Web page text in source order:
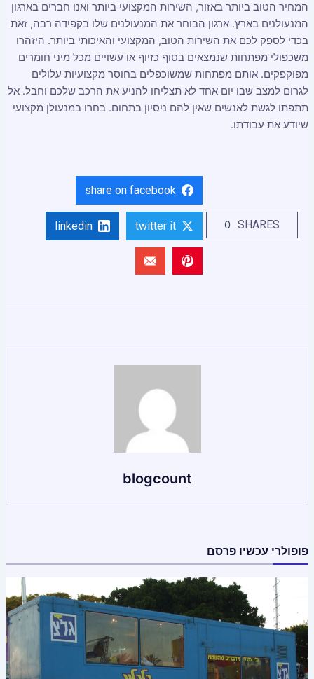
המחיר הטוב ביותר באזור, השירות המקצועי ביותר ואנו חברים בארגון
המנעולנים בארץ. ארגון הבוחר את המנעולנים שלו בקפידה רבה, זאת
בכדי לספק לכם את השירות הטוב, המקצועי והאיכותי ביותר. היזהרו
משכפולי מפתחות שנמצאים בסוף כזיוף או עשויים מכל מיני חומרים
מפוקפקים. אותם מפתחות שמשוכפלים בחוסר מקצועיות עלולים
לגרום למצב שבו יום אחד לא תצליחו להניע את הרכב שלכם וחבל. אל
תתפתו לגשת לאנשים שאין להם ניסיון בתחום. בחרו במנעולן מקצועי
שיודע את עבודתו.
0 SHARES
share on facebook
twitter it
linkedin
blogcount
פופולרי עכשיו פרסם